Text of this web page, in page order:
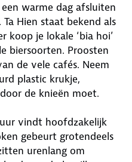
warme dag afsluiten
Hien staat bekend als
koop je lokale ‘bia hoi’
biersoorten. Proosten
de vele cafés. Neem
plastic krukje,
de knieën moet.
vindt hoofdzakelijk
gebeurt grotendeels
urenlang om